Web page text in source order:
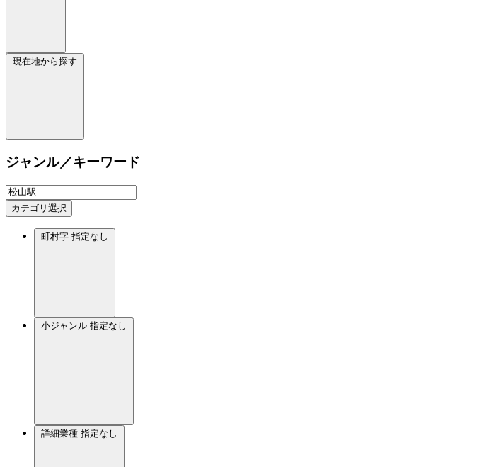
現在地から探す
ジャンル／キーワード
カテゴリ選択
町村字 指定なし
小ジャンル 指定なし
詳細業種 指定なし